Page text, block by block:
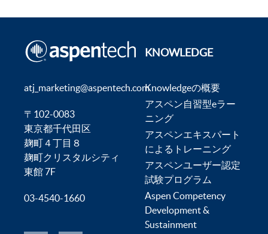
atj_marketing@aspentech.com
〒102-0083
東京都千代田区
麹町４丁目８
麹町クリスタルシティ
東館 7F
03-4540-1660
KNOWLEDGE
Knowledgeの概要
アスペン自習型eラー
ニング
アスペンエキスパート
によるトレーニング
アスペンユーザー認定
試験プログラム
Aspen Competency
Development &
Sustainment